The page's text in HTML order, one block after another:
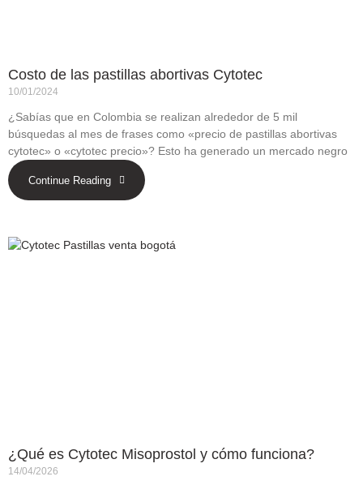
Costo de las pastillas abortivas Cytotec
10/01/2024
¿Sabías que en Colombia se realizan alrededor de 5 mil
búsquedas al mes de frases como «precio de pastillas abortivas
cytotec» o «cytotec precio»? Esto ha generado un mercado negro
Continue Reading
¿Qué es Cytotec Misoprostol y cómo funciona?
14/04/2026